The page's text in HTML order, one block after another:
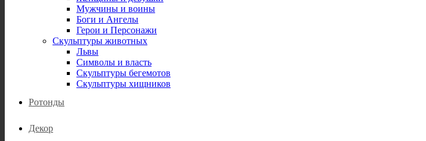
Мужчины и воины
Боги и Ангелы
Герои и Персонажи
Скульптуры животных
Львы
Символы и власть
Скульптуры бегемотов
Скульптуры хищников
Ротонды
Декор